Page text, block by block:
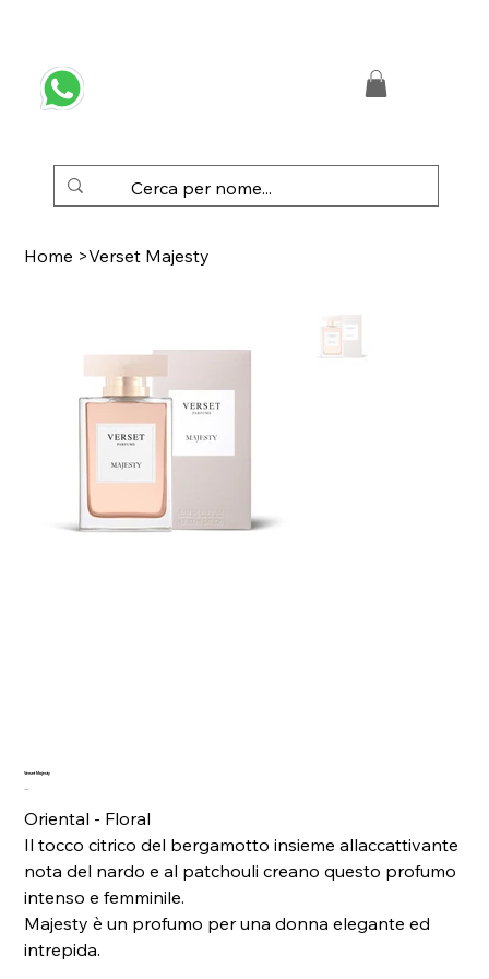
Home >Verset Majesty
Verset Majesty
Prezzo
Oriental - Floral
Il tocco citrico del bergamotto insieme allaccattivante
nota del nardo e al patchouli creano questo profumo
intenso e femminile.
Majesty è un profumo per una donna elegante ed
intrepida.